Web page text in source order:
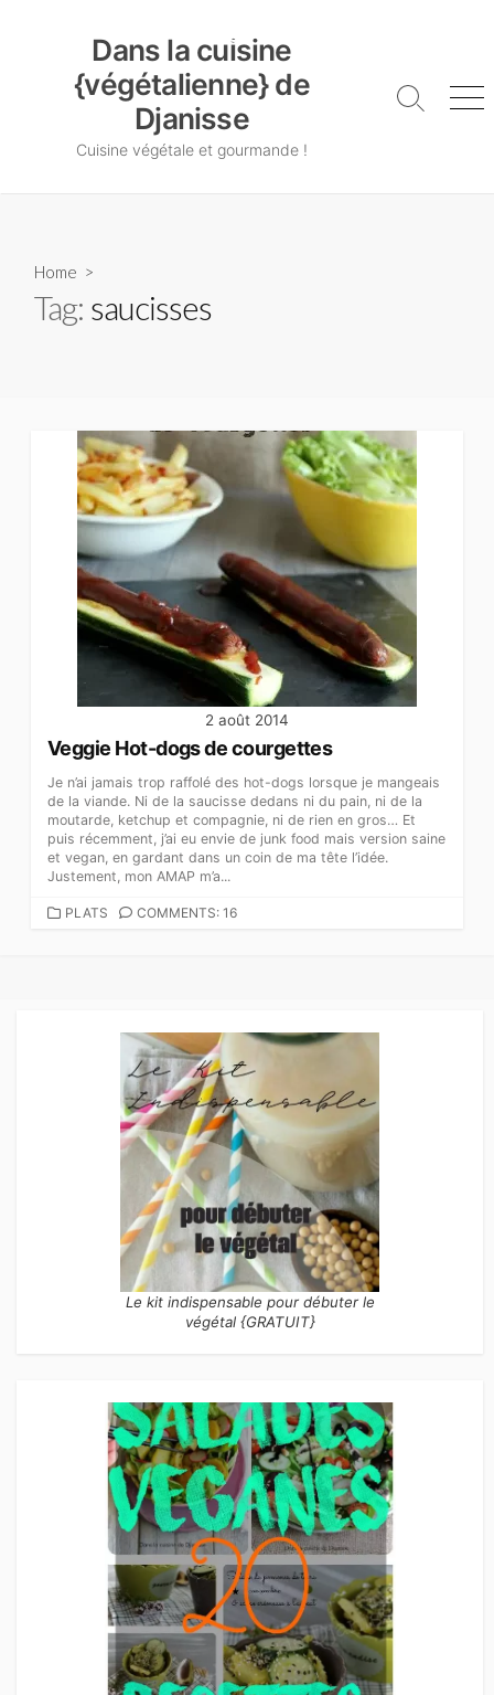
Dans la cuisine
{végétalienne} de
Djanisse
Cuisine végétale et gourmande !
Search
Home >
Tag: saucisses
2 août 2014
Veggie Hot-dogs de courgettes
Je n’ai jamais trop raffolé des hot-dogs lorsque je mangeais
de la viande. Ni de la saucisse dedans ni du pain, ni de la
moutarde, ketchup et compagnie, ni de rien en gros… Et
puis récemment, j’ai eu envie de junk food mais version saine
et vegan, en gardant dans un coin de ma tête l’idée.
Justement, mon AMAP m’a...
CATEGORIES
PLATS COMMENTS: 16
Le kit indispensable pour débuter le
végétal {GRATUIT}